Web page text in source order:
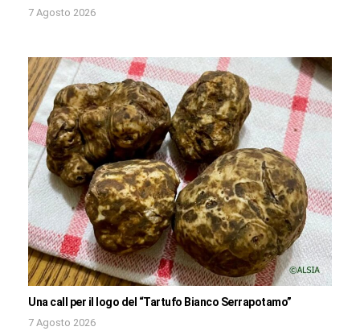
7 Agosto 2026
Una call per il logo del “Tartufo Bianco Serrapotamo”
7 Agosto 2026